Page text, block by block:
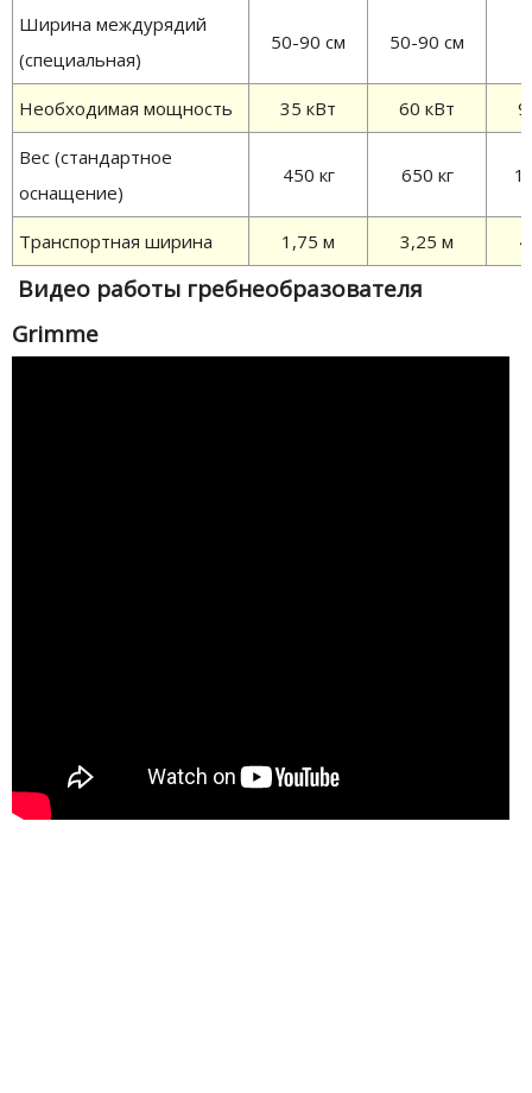
Ширина междурядий
(специальная)
50-90 см 50-90 см
Необходимая мощность 35 кВт 60 кВт
Вес (стандартное
оснащение)
450 кг 650 кг
Транспортная ширина 1,75 м 3,25 м
Видео работы гребнеобразователя
Grimme